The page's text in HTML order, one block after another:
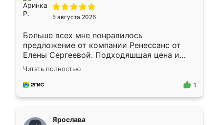
5 августа 2026
Больше всех мне понравилось
предложение от компании Ренессанс от
Елены Сергеевой. Подходяшщая цена и
короткие сроки изготовления. Приехавший
для замера сотрудник Владислав
предложил по моему эскизу самый
Читать полностью
1
Ярослава